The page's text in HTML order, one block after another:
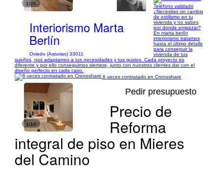
1/24
Interiorismo Marta
Berlín
Oviedo (Asturias) 33011
Teléfono validado
¿Necesitas un cambio
de estilismo en tu
vivienda y no sabes
por donde empezar?
En marta berlín
interiorismo tratamos
hasta el último detalle
para conseguir la
vivienda de tus
sueños, nos adaptamos a tus necesidades y tus gustos. Cada proyecto es
diferente y por ello conseguimos siempre, junto con nuestros clientes dar con el
diseño perfecto en cada caso.
6 veces contratado en Cronoshare
1/14
Pedir presupuesto
Precio de
Reforma
integral de piso en Mieres
del Camino